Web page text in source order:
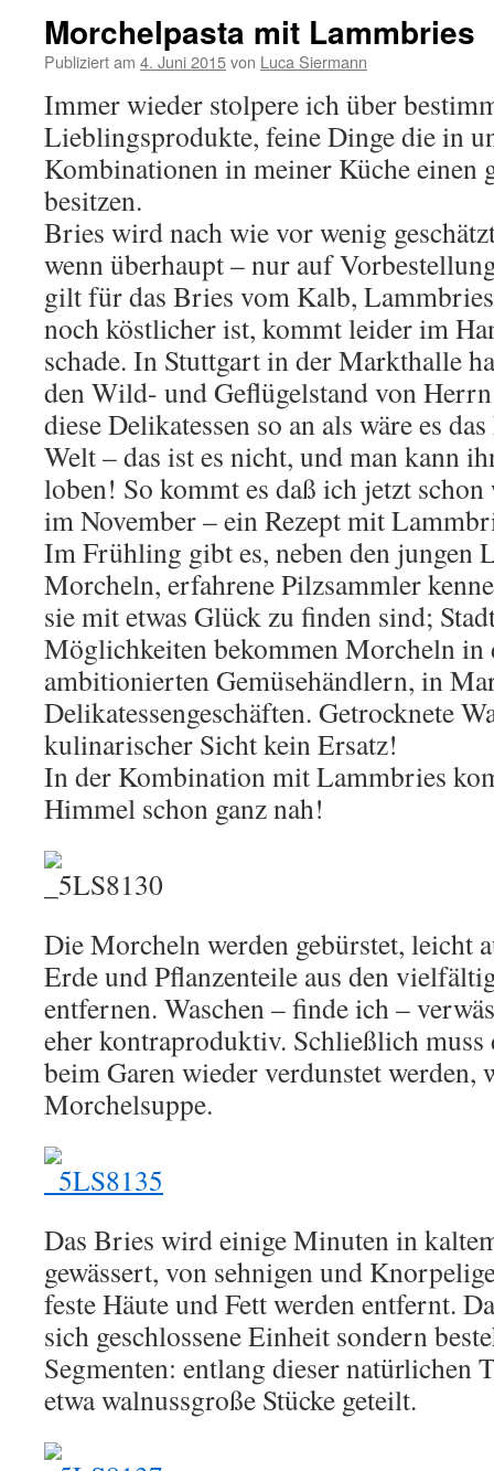
Morchelpasta mit Lammbries
Publiziert am 4. Juni 2015von Luca Siermann
Immer wieder stolpere ich über
Lieblingsprodukte, feine Dinge die in
Kombinationen in meiner Küche einen
besitzen.
Bries wird nach wie vor wenig
wenn überhaupt – nur auf
gilt für das Bries vom Kalb,
noch köstlicher ist, kommt leider im
schade. In Stuttgart in der Markthalle
den Wild- und Geflügelstand von
diese Delikatessen so an als wäre es
Welt – das ist es nicht, und man kann
loben! So kommt es daß ich jetzt
im November – ein Rezept mit
Im Frühling gibt es, neben den jungen
Morcheln, erfahrene Pilzsammler
sie mit etwas Glück zu finden sind;
Möglichkeiten bekommen Morcheln in
ambitionierten Gemüsehändlern, in
Delikatessengeschäften. Getrocknete
kulinarischer Sicht kein Ersatz!
In der Kombination mit Lammbries
Himmel schon ganz nah!
Die Morcheln werden gebürstet, leicht
Erde und Pflanzenteile aus den
entfernen. Waschen – finde ich –
eher kontraproduktiv. Schließlich muss
beim Garen wieder verdunstet
Morchelsuppe.
Das Bries wird einige Minuten in
gewässert, von sehnigen und
feste Häute und Fett werden entfernt.
sich geschlossene Einheit sondern
Segmenten: entlang dieser natürlichen
etwa walnussgroße Stücke geteilt.